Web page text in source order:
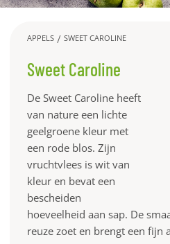
APPELS SWEET CAROLINE
Sweet Caroline
De Sweet Caroline heeft
van nature een lichte
geelgroene kleur met
een rode blos. Zijn
vruchtvlees is wit van
kleur en bevat een
bescheiden
hoeveelheid aan sap. De
reuze zoet en brengt een fijn